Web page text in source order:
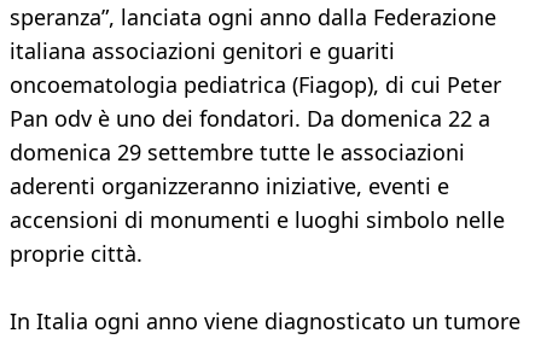
speranza”, lanciata ogni anno dalla Federazione
italiana associazioni genitori e guariti
oncoematologia pediatrica (Fiagop), di cui Peter
Pan odv è uno dei fondatori. Da domenica 22 a
domenica 29 settembre tutte le associazioni
aderenti organizzeranno iniziative, eventi e
accensioni di monumenti e luoghi simbolo nelle
proprie città.
In Italia ogni anno viene diagnosticato un tumore